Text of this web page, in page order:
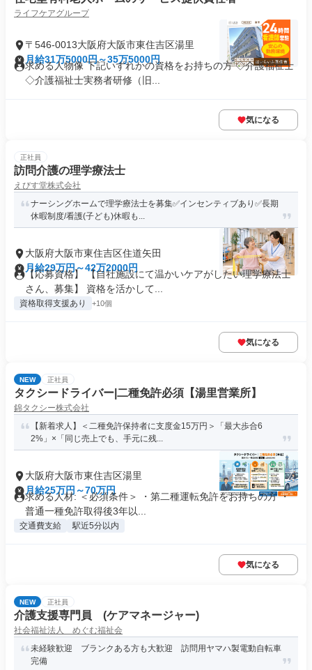
ライフケアグループ
〒546-0013大阪府大阪市東住吉区湯里
月給31万5000円～35万5000円
求める人物像 下記いずれかの資格をお持ちの方 ◇介護福祉士
◇介護福祉士実務者研修（旧...
気になる
正社員
訪問介護の理学療法士
えびす堂株式会社
ナーシングホームで理学療法士を募集✅インセンティブあり✅長期
休暇制度/看護(子ども)休暇も...
大阪府大阪市東住吉区住道矢田
月給29万円～42万2000円
【応募資格】 【自社施設にて温かいケアがしたい理学療法士
さん、募集】 資格を活かして...
資格取得支援あり +10個
気になる
NEW 正社員
タクシードライバー|二種免許必須【湯里営業所】
錦タクシー株式会社
【新着求人】＜二種免許保持者に支度金15万円＞「最大歩合6
2%」×「同じ売上でも、手元に残...
大阪府大阪市東住吉区湯里
月給25万円～70万円
求める人材: ＜必須条件＞ ・第二種運転免許をお持ちの方 ・
普通一種免許取得後3年以...
交通費支給 駅近5分以内
気になる
NEW 正社員
介護支援専門員 (ケアマネージャー)
社会福祉法人 めぐむ福祉会
未経験歓迎 ブランクある方も大歓迎 訪問用ヤマハ製電動自転車
完備